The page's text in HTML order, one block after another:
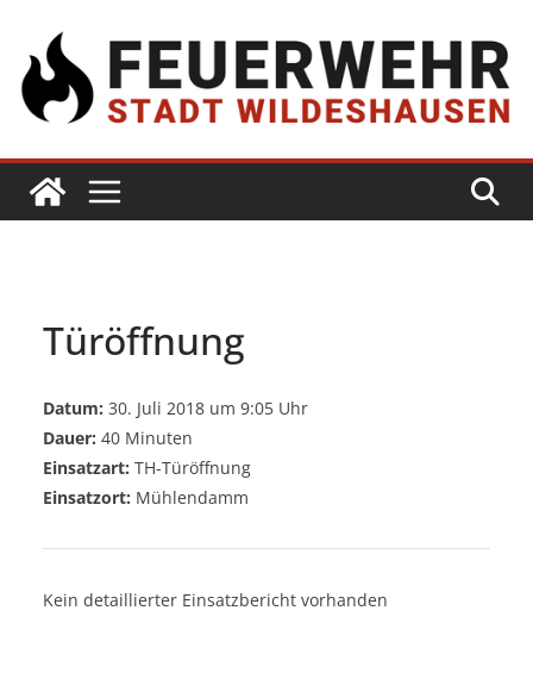
Türöffnung
Datum: 30. Juli 2018 um 9:05 Uhr
Dauer: 40 Minuten
Einsatzart: TH-Türöffnung
Einsatzort: Mühlendamm
Kein detaillierter Einsatzbericht vorhanden